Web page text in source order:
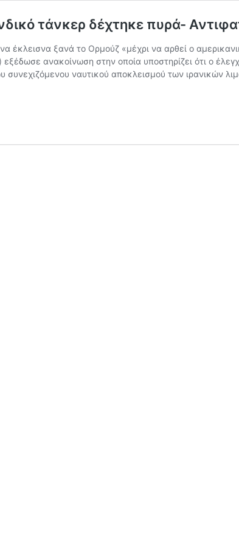
τάνκερ δέχτηκε πυρά-
έκλεισνα ξανά το Ορμούζ «μέχρι να αρθεί ο
ανακοίνωση στην οποία υποστηρίζει ότι ο
συνεχιζόμενου ναυτικού αποκλεισμού των ιρανικών